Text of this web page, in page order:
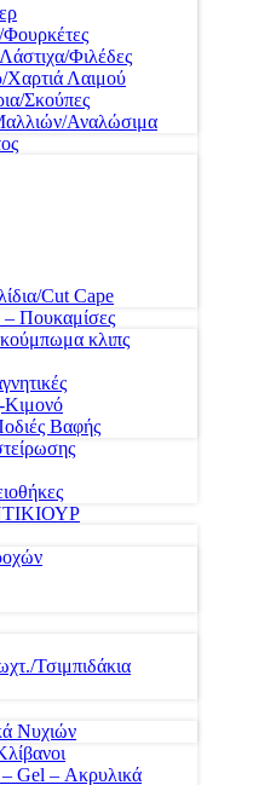
Φουρκέτες
Φιλέδες
Χαρτιά Λαιμού
Σκούπες
Αναλώσιμα
Cut Cape
Πουκαμίσες
κλιπς
Κιμονό
Βαφής
Τσιμπιδάκια
Νυχιών
– Gel – Ακρυλικά